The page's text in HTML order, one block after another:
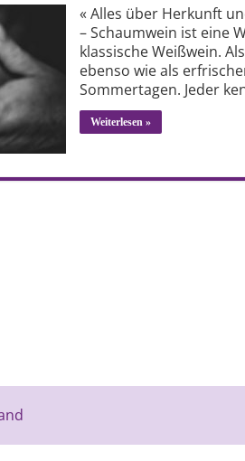
« Alles über Herkunft
– Schaumwein ist eine
klassische Weißwein.
ebenso wie als
Sommertagen. Jeder
Weiterlesen »